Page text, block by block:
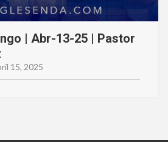
| Abr-13-25 | Pastor
15, 2025